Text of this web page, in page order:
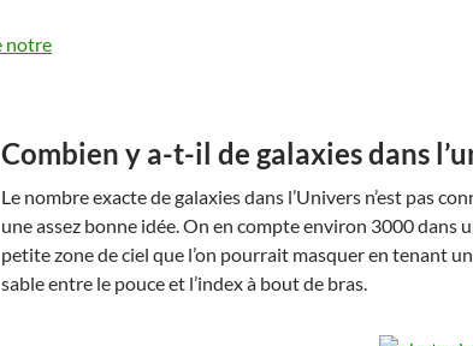
Combien y a-t-il de galaxies dans
Le nombre exacte de galaxies dans l’Univers n’est pas
une assez bonne idée. On en compte environ 3000 dans
petite zone de ciel que l’on pourrait masquer en tenant
sable entre le pouce et l’index à bout de bras.